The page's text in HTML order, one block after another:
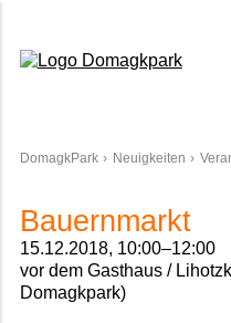
DomagkPark Neuigkeiten
Bauernmarkt
15.12.2018, 10:00–12:00
vor dem Gasthaus /
Domagkpark)